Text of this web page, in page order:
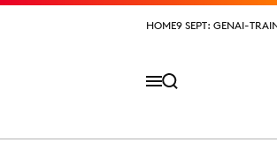
HOME9 SEPT: GENAI-
HOME9 SEPT: GENAI-